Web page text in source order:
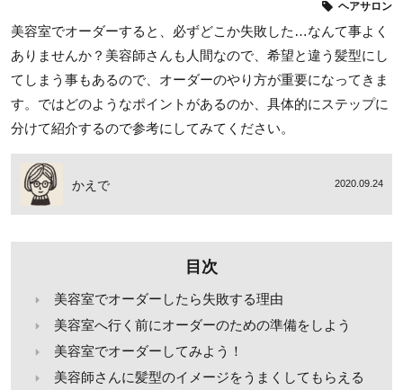
ヘアサロン
美容室でオーダーすると、必ずどこか失敗した…なんて事よく
ありませんか？美容師さんも人間なので、希望と違う髪型にし
てしまう事もあるので、オーダーのやり方が重要になってきま
す。ではどのようなポイントがあるのか、具体的にステップに
分けて紹介するので参考にしてみてください。
かえで 2020.09.24
目次
美容室でオーダーしたら失敗する理由
美容室へ行く前にオーダーのための準備をしよう
美容室でオーダーしてみよう！
美容師さんに髪型のイメージをうまくしてもらえる